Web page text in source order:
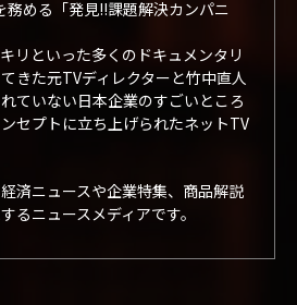
める「発見!!課題解決カンパニ
リといった多くのドキュメンタリ
きた元TVディレクターと竹中直人
ていない日本企業のすごいところ
セプトに立ち上げられたネットTV
済ニュースや企業特集、商品解説
るニュースメディアです。